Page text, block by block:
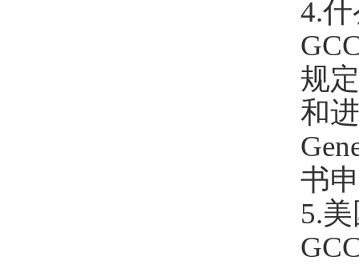
4.
规
和
书
5.